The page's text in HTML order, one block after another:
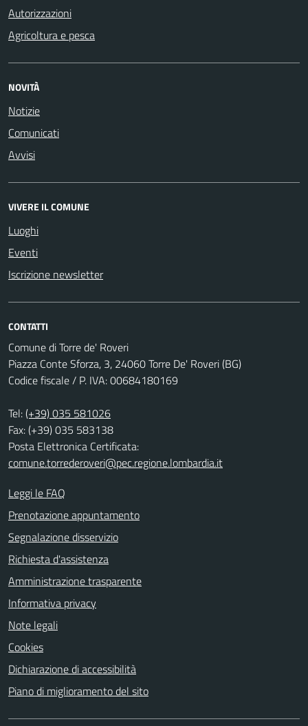
Autorizzazioni
Agricoltura e pesca
NOVITÀ
Notizie
Comunicati
Avvisi
VIVERE IL COMUNE
Luoghi
Eventi
Iscrizione newsletter
CONTATTI
Comune di Torre de' Roveri
Piazza Conte Sforza, 3, 24060 Torre De' Roveri (BG)
Codice fiscale / P. IVA: 00684180169
Tel:(+39) 035 581026
Fax: (+39) 035 583138
Posta Elettronica Certificata:
comune.torrederoveri@pec.regione.lombardia.it
Leggi le FAQ
Prenotazione appuntamento
Segnalazione disservizio
Richiesta d'assistenza
Amministrazione trasparente
Informativa privacy
Note legali
Cookies
Dichiarazione di accessibilità
Piano di miglioramento del sito